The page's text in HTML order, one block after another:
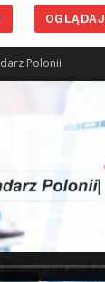
OGLĄDAJ
Polonii